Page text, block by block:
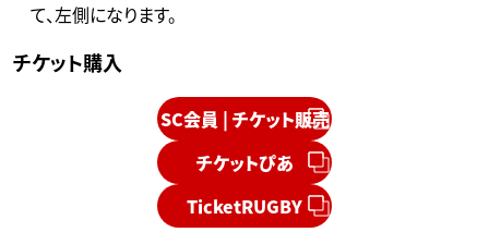
て、左側になります。
チケット購入
SC会員 | チケット販売
チケットぴあ
TicketRUGBY